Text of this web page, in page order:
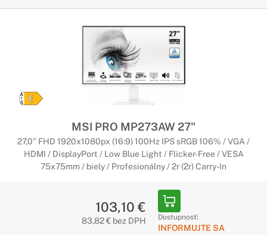
MSI PRO MP273AW 27"
27,0" FHD 1920x1080px (16:9) 100Hz IPS sRGB 106% / VGA /
HDMI / DisplayPort / Low Blue Light / Flicker-Free / VESA
75x75mm / biely / Profesionálny / 2r (2r) Carry-In
103,10 €
83,82 € bez DPH Dostupnosť:
INFORMUJTE SA